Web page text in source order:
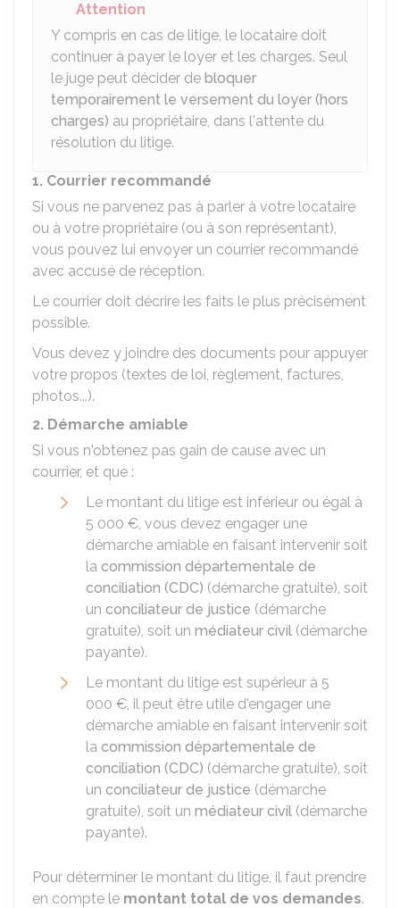
Attention
Y compris en cas de litige, le locataire doit
continuer à payer le loyer et les charges. Seul
le juge peut décider de bloquer
temporairement le versement du loyer (hors
charges) au propriétaire, dans l'attente du
résolution du litige.
1. Courrier recommandé
Si vous ne parvenez pas à parler à votre locataire
ou à votre propriétaire (ou à son représentant),
vous pouvez lui envoyer un courrier recommandé
avec accusé de réception.
Le courrier doit décrire les faits le plus précisément
possible.
Vous devez y joindre des documents pour appuyer
votre propos (textes de loi, règlement, factures,
photos...).
2. Démarche amiable
Si vous n'obtenez pas gain de cause avec un
courrier, et que :
Le montant du litige est inférieur ou égal à
5 000 €, vous devez engager une
démarche amiable en faisant intervenir soit
la commission départementale de
conciliation (CDC) (démarche gratuite), soit
un conciliateur de justice (démarche
gratuite), soit un médiateur civil (démarche
payante).
Le montant du litige est supérieur à 5
000 €, il peut être utile d'engager une
démarche amiable en faisant intervenir soit
la commission départementale de
conciliation (CDC) (démarche gratuite), soit
un conciliateur de justice (démarche
gratuite), soit un médiateur civil (démarche
payante).
Pour déterminer le montant du litige, il faut prendre
en compte le montant total de vos demandes.